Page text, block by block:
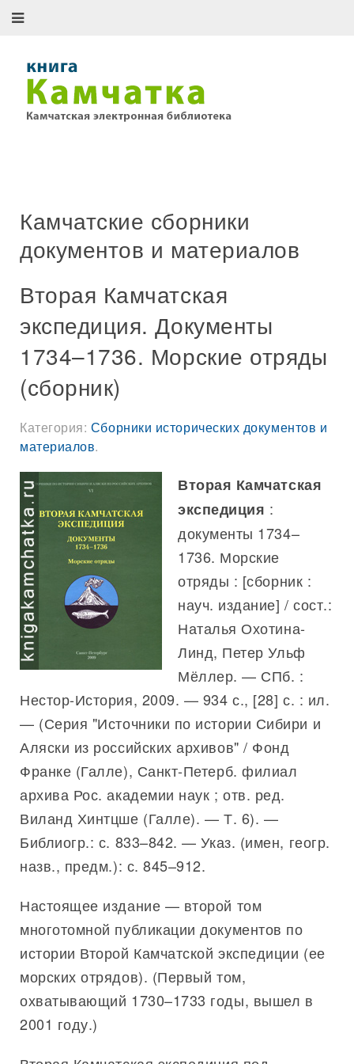
Камчатские сборники
документов и материалов
Вторая Камчатская
экспедиция. Документы
1734–1736. Морские отряды
(сборник)
Категория: Сборники исторических документов и
материалов.
Вторая Камчатская
экспедиция :
документы 1734–
1736. Морские
отряды : [сборник :
науч. издание] / сост.:
Наталья Охотина-
Линд, Петер Ульф
Мёллер. — СПб. :
Нестор-История, 2009. — 934 с., [28] с. : ил.
— (Серия "Источники по истории Сибири и
Аляски из российских архивов" / Фонд
Франке (Галле), Санкт-Петерб. филиал
архива Рос. академии наук ; отв. ред.
Виланд Хинтцше (Галле). — Т. 6). —
Библиогр.: с. 833–842. — Указ. (имен, геогр.
назв., предм.): с. 845–912.
Настоящее издание — второй том
многотомной публикации документов по
истории Второй Камчатской экспедиции (ее
морских отрядов). (Первый том,
охватывающий 1730–1733 годы, вышел в
2001 году.)